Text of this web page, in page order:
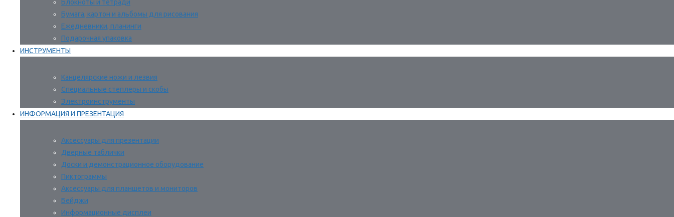
Блокноты и тетради
Бумага, картон и альбомы для рисования
Ежедневники, планинги
Подарочная упаковка
ИНСТРУМЕНТЫ
Канцелярские ножи и лезвия
Специальные степлеры и скобы
Электроинструменты
ИНФОРМАЦИЯ И ПРЕЗЕНТАЦИЯ
Аксессуары для презентации
Дверные таблички
Доски и демонстрационное оборудование
Пиктограммы
Аксессуары для планшетов и мониторов
Бейджи
Информационные дисплеи